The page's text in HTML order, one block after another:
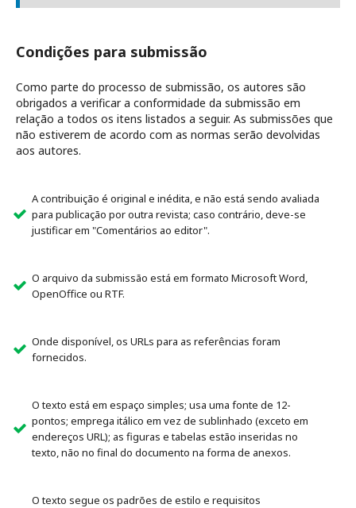
Condições para submissão
Como parte do processo de submissão, os autores são
obrigados a verificar a conformidade da submissão em
relação a todos os itens listados a seguir. As submissões que
não estiverem de acordo com as normas serão devolvidas
aos autores.
A contribuição é original e inédita, e não está sendo avaliada
para publicação por outra revista; caso contrário, deve-se
justificar em "Comentários ao editor".
O arquivo da submissão está em formato Microsoft Word,
OpenOffice ou RTF.
Onde disponível, os URLs para as referências foram
fornecidos.
O texto está em espaço simples; usa uma fonte de 12-
pontos; emprega itálico em vez de sublinhado (exceto em
endereços URL); as figuras e tabelas estão inseridas no
texto, não no final do documento na forma de anexos.
O texto segue os padrões de estilo e requisitos